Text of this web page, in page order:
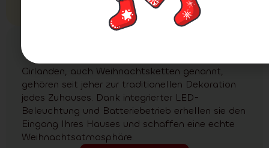
Dekorative Girlanden
Girlanden, auch Weihnachtsketten genannt,
gehören seit jeher zur traditionellen Dekoration
jedes Zuhauses. Dank integrierter LED-
Beleuchtung und Batteriebetrieb erhellen sie den
Eingang Ihres Hauses und schaffen eine echte
Weihnachtsatmosphäre.